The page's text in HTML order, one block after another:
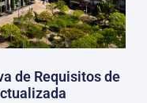
de Requisitos de